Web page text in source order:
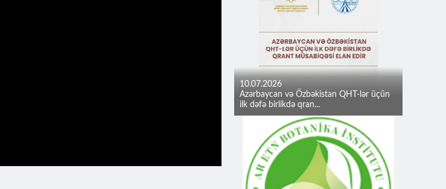
10.07.2026
Azərbaycan və Özbəkistan QHT-lər üçün
ilk dəfə birlikdə qran...